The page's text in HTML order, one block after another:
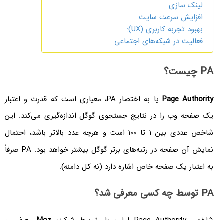
لینک سازی
افزایش سرعت سایت
بهبود تجربه کاربری (UX):
فعالیت در شبکه‌های اجتماعی
PA چیست؟
Page Authority
یا به اختصار PA، معیاری است که قدرت و اعتبار
یک صفحه وب را در نتایج جستجوی گوگل اندازه‌گیری می‌کند. این
شاخص عددی بین 1 تا 100 است و هرچه عدد بالاتر باشد، احتمال
نمایش آن صفحه در رتبه‌های برتر گوگل بیشتر خواهد بود. PA صرفاً
به اعتبار یک صفحه خاص اشاره دارد (نه کل دامنه).
PA توسط چه کسی معرفی شد؟